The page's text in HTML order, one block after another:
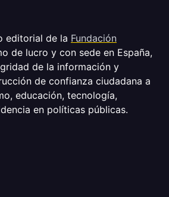
editorial de la Fundación
de lucro y con sede en España,
de la información y
de confianza ciudadana a
educación, tecnología,
en políticas públicas.